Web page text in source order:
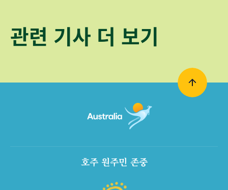
관련 기사 더 보기
호주 원주민 존중